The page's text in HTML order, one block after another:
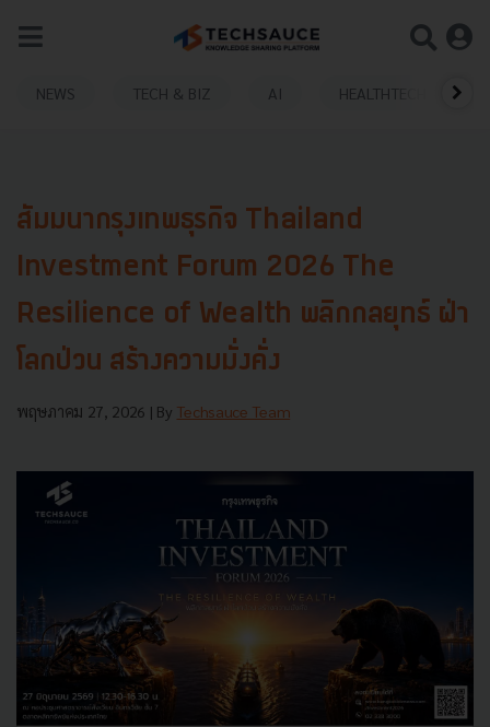
NEWS TECH & BIZ AI HEALTHTECH
สัมมนากรุงเทพธุรกิจ Thailand
Investment Forum 2026 The
Resilience of Wealth พลิกกลยุทธ์ ฝ่า
โลกป่วน สร้างความมั่งคั่ง
พฤษภาคม 27, 2026 | By Techsauce Team